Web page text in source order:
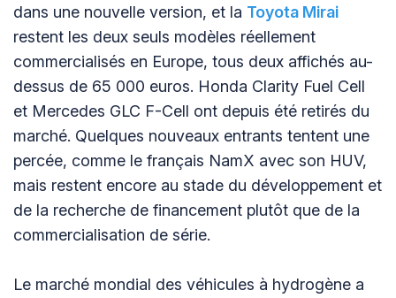
dans une nouvelle version, et la Toyota Mirai
restent les deux seuls modèles réellement
commercialisés en Europe, tous deux affichés au-
dessus de 65 000 euros. Honda Clarity Fuel Cell
et Mercedes GLC F-Cell ont depuis été retirés du
marché. Quelques nouveaux entrants tentent une
percée, comme le français NamX avec son HUV,
mais restent encore au stade du développement et
de la recherche de financement plutôt que de la
commercialisation de série.
Le marché mondial des véhicules à hydrogène a